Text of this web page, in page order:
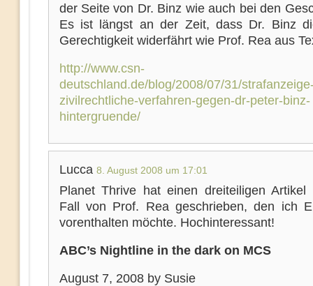
der Seite von Dr. Binz wie auch bei den
Es ist längst an der Zeit, dass Dr. Binz
Gerechtigkeit widerfährt wie Prof. Rea aus
http://www.csn-
deutschland.de/blog/2008/07/31/
zivilrechtliche-verfahren-gegen-dr-peter-binz-
hintergruende/
Lucca 8. August 2008 um 17:01
Planet Thrive hat einen dreiteiligen Artikel
Fall von Prof. Rea geschrieben, den ich
vorenthalten möchte. Hochinteressant!
ABC’s Nightline in the dark on MCS
August 7, 2008 by Susie